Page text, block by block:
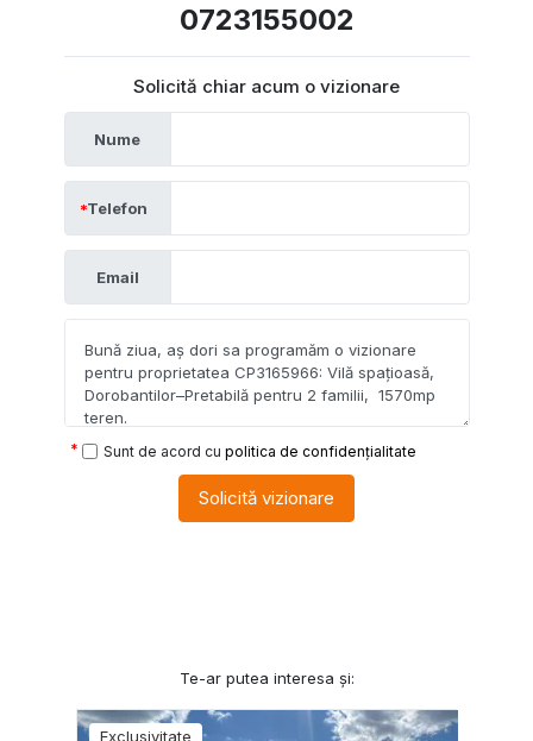
0723155002
Solicită chiar acum o vizionare
Nume
Telefon
Email
Sunt de acord cu politica de confidențialitate
Solicită vizionare
Te-ar putea interesa și:
Exclusivitate